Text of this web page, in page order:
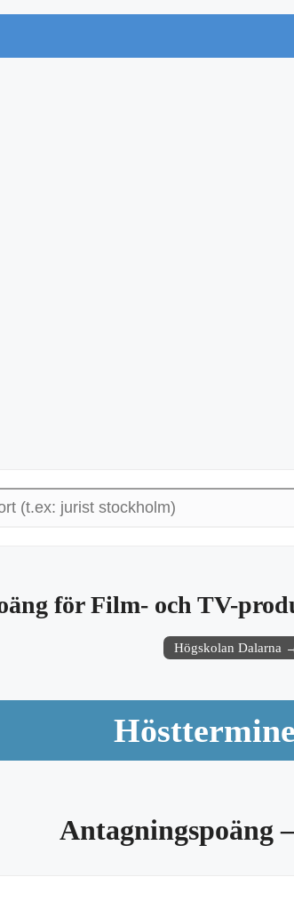
för Film- och TV-
Högskolan Dalarna
Antagningspoäng